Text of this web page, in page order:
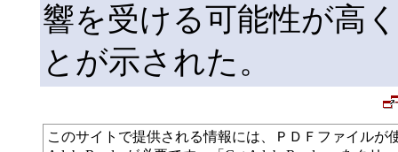
響を受ける可能性が高
とが示された。
このサイトで提供される情報には、ＰＤＦファイル